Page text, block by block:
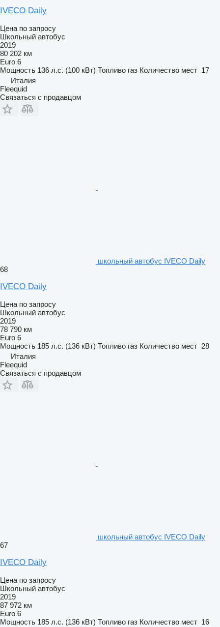
IVECO Daily
Цена по запросу
Школьный автобус
2019
80 202 км
Euro 6
Мощность 136 л.с. (100 кВт) Топливо газ Количество мест 17
Италия
Fleequid
Связаться с продавцом
школьный автобус IVECO Daily
68
IVECO Daily
Цена по запросу
Школьный автобус
2019
78 790 км
Euro 6
Мощность 185 л.с. (136 кВт) Топливо газ Количество мест 28
Италия
Fleequid
Связаться с продавцом
школьный автобус IVECO Daily
67
IVECO Daily
Цена по запросу
Школьный автобус
2019
87 972 км
Euro 6
Мощность 185 л.с. (136 кВт) Топливо газ Количество мест 16